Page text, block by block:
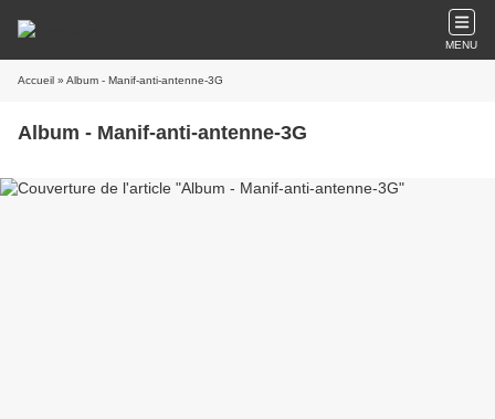
MENU
Accueil » Album - Manif-anti-antenne-3G
Album - Manif-anti-antenne-3G